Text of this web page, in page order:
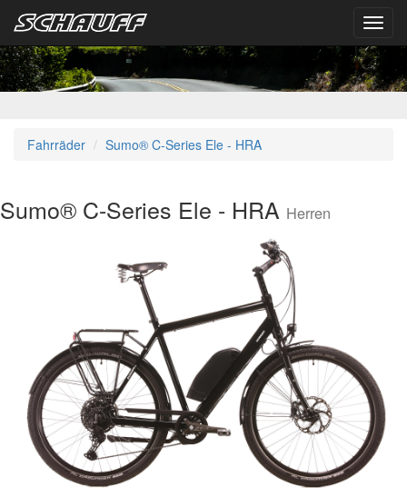
Fahrräder Sumo® C-Series Ele - HRA
Sumo® C-Series Ele - HRA Herren